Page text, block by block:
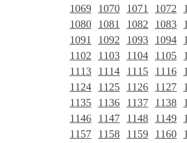
1069 1070 1071 1072
1080 1081 1082 1083
1091
1092 1093 1094
1102
1103 1104 1105
1113 1114 1115 1116
1124 1125 1126 1127
1135 1136 1137 1138
1146 1147 1148 1149
1157 1158 1159 1160